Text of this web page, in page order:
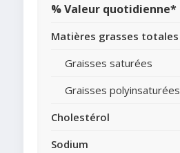
% Valeur quotidienne*
Matières grasses totales
Graisses saturées
Graisses polyinsaturées
Cholestérol
Sodium